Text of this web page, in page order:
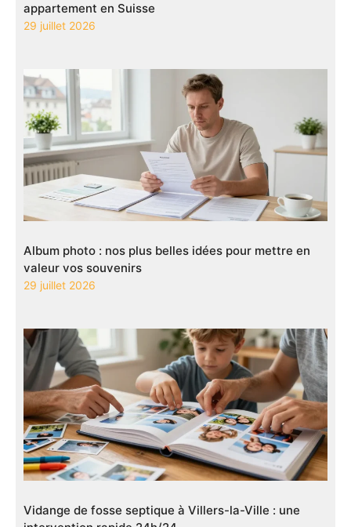
appartement en Suisse
29 juillet 2026
Album photo : nos plus belles idées pour mettre en
valeur vos souvenirs
29 juillet 2026
Vidange de fosse septique à Villers-la-Ville : une